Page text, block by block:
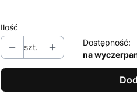
Ilość
szt.
Dostępność:
na